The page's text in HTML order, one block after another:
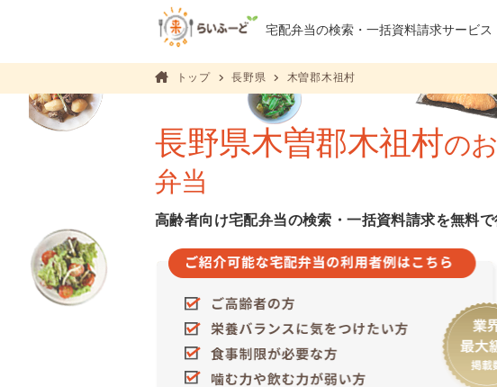
宅配弁当の検索・一括資料請求サービス
トップ 長野県 木曽郡木祖村
長野県木曽郡木祖村の
弁当
高齢者向け宅配弁当の検索・一括資料請求を無料で